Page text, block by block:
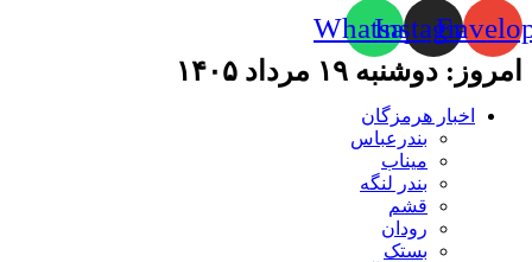
Instagram
Whatsapp
امروز: دوشنبه ۱۹ مرداد ۱۴۰۵
اخبار هرمزگان
بندرعباس
میناب
بندر لنگه
قشم
رودان
بستک